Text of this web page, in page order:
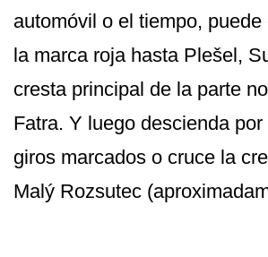
automóvil o el tiempo,
la marca roja hasta Plešel,
cresta principal de la parte
Fatra. Y luego descienda
giros marcados o cruce la
Malý Rozsutec